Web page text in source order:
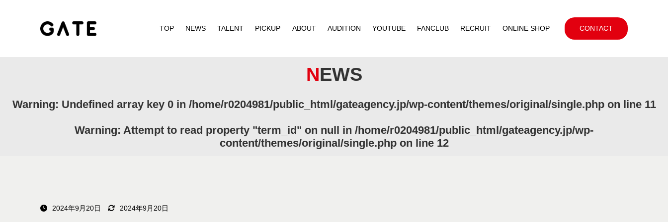
TOP NEWS TALENT PICKUP ABOUT AUDITION YOUTUBE FANCLUB RECRUIT ONLINE SHOP CONTACT
NEWS
Warning: Undefined array key 0 in /home/r0204981/public_html/gateagency.jp/wp-content/themes/original/single.phpon line 11
Warning: Attempt to read property "term_id" on null in /home/r0204981/public_html/gateagency.jp/wp-
content/themes/original/single.phpon line 12
2024年9月20日 2024年9月20日